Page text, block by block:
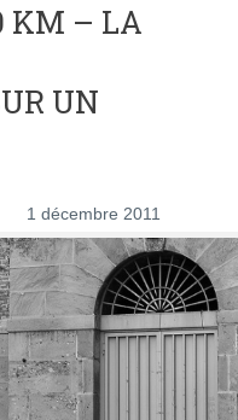
KM – LA
UN
1 décembre 2011